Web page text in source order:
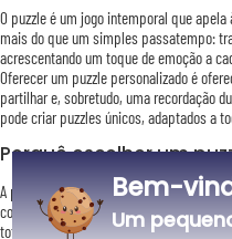
O puzzle é um jogo intemporal que
mais do que um simples passatempo:
acrescentando um toque de emoção a
Oferecer um puzzle personalizado é
partilhar e, sobretudo, uma recordação
pode criar puzzles únicos, adaptados a
Porquê escolher um
A personalização está no coração do que
com uma foto, uma mensagem especial
totalmente único. A escolha da foto é
Bem-
Um